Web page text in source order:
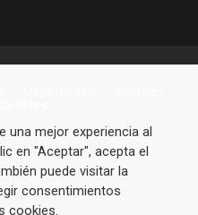
los derechos reservados.
una mejor experiencia al
en "Aceptar", acepta el
puede visitar la
consentimientos
cookies.